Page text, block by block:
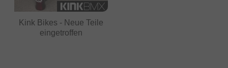
Kink Bikes - Neue Teile
eingetroffen